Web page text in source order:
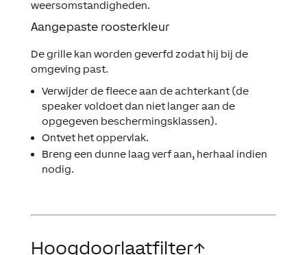
weersomstandigheden.
Aangepaste roosterkleur
De grille kan worden geverfd zodat hij bij de
omgeving past.
Verwijder de fleece aan de achterkant (de
speaker voldoet dan niet langer aan de
opgegeven beschermingsklassen).
Ontvet het oppervlak.
Breng een dunne laag verf aan, herhaal indien
nodig.
Hoogdoorlaatfilter↑